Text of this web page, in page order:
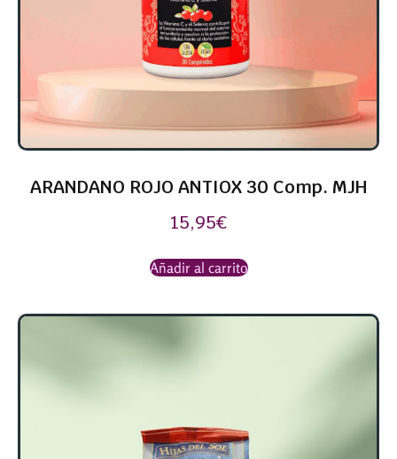
ARANDANO ROJO ANTIOX 30 Comp. MJH
15,95€
Añadir al carrito